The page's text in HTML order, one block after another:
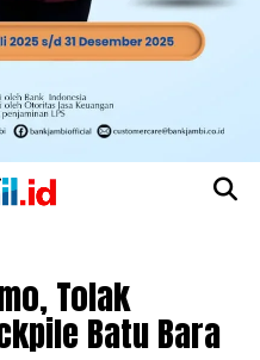
Tolak
Batu Bara